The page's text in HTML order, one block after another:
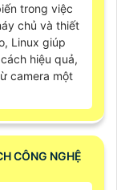
trong việc
chủ và thiết
Linux giúp
hiệu quả,
camera một
CÔNG NGHỆ